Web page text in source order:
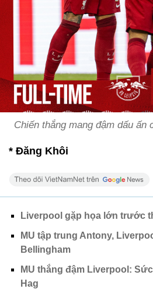
Chiến thắng mang đậm dấu ấn
* Đăng Khôi
Liverpool gặp họa lớn trước
MU tập trung Antony,
Bellingham
MU thắng đậm Liverpool:
Hag